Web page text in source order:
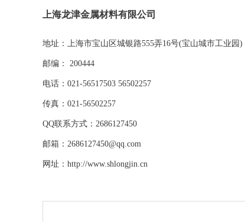
上海龙津金属材料有限公司
地址：上海市宝山区城银路555弄16号(宝山城市工业园)
邮编： 200444
电话：021-56517503 56502257
传真：021-56502257
QQ联系方式：2686127450
邮箱： 2686127450@qq.com
网址： http://www.shlongjin.cn